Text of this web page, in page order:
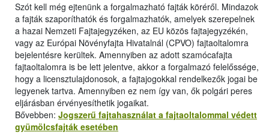
Szót kell még ejtenünk a forgalmazható fajták köréről. Mindazok
a fajták szaporíthatók és forgalmazhatók, amelyek szerepelnek
a hazai Nemzeti Fajtajegyzéken, az EU közös fajtajegyzékén,
vagy az Európai Növényfajta Hivatalnál (CPVO) fajtaoltalomra
bejelentésre kerültek. Amennyiben az adott szamócafajta
fajtaoltalomra is be lett jelentve, akkor a forgalmazó felelőssége,
hogy a licensztulajdonosok, a fajtajogokkal rendelkezők jogai be
legyenek tartva. Amennyiben ez nem így van, ők polgári peres
eljárásban érvényesíthetik jogaikat.
Bővebben: Jogszerű fajtahasználat a fajtaoltalommal védett
gyümölcsfajták esetében